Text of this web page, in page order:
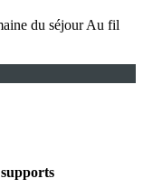
du séjour Au fil
supports